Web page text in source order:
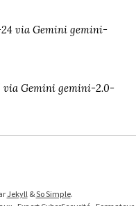
via Gemini gemini-
via Gemini gemini-2.0-
Jekyll&So Simple.